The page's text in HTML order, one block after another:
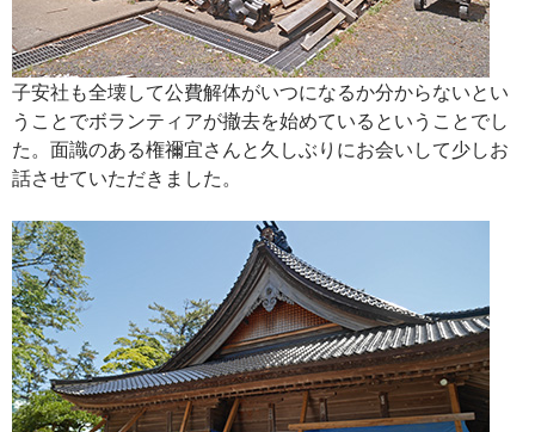
子安社も全壊して公費解体がいつになるか分からないとい
うことでボランティアが撤去を始めているということでし
た。面識のある権禰宜さんと久しぶりにお会いして少しお
話させていただきました。